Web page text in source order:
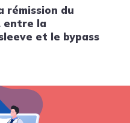
rémission du
entre la
et le bypass